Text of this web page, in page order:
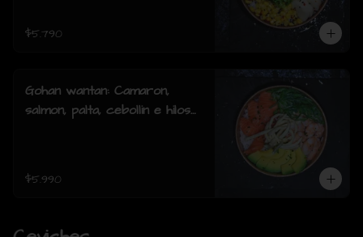
$5.790
Gohan wantan: Camaron,
salmon, palta, cebollin e hilos
$5.990